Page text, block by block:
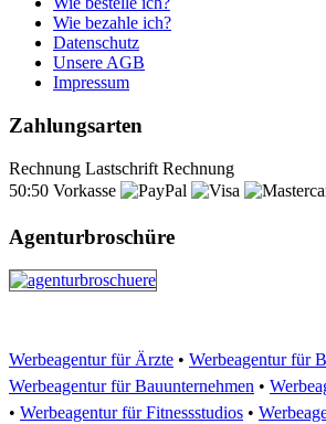
Wie bezahle ich?
Datenschutz
Unsere AGB
Impressum
Zahlungsarten
Rechnung Lastschrift Rechnung
50:50 Vorkasse
Agenturbroschüre
Werbeagentur für Ärzte • Werbeagentur für
Werbeagentur für Bauunternehmen •
• Werbeagentur für Fitnessstudios •